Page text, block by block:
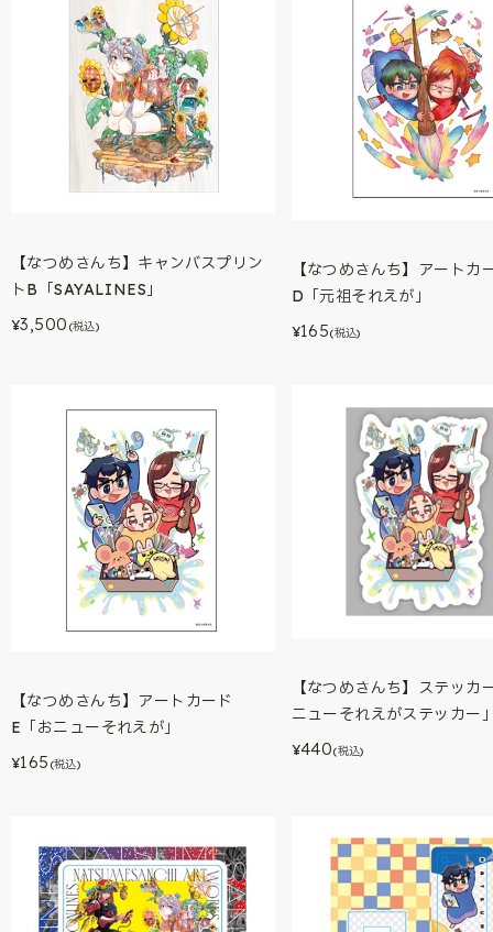
【なつめさんち】キャンバスプリン
トB「SAYALINES」
¥3,500 (税込)
【なつめさんち】アートカ
D「元祖それえが」
¥165(税込)
【なつめさんち】アートカード
E「おニューそれえが」
¥165 (税込)
【なつめさんち】ステッカ
ニューそれえがステッカー
¥440(税込)